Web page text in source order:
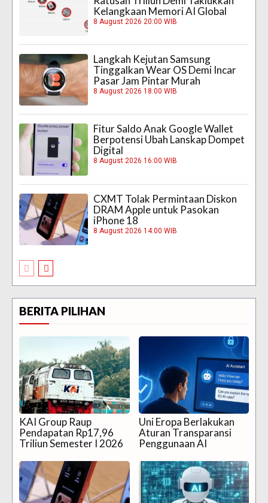
Kelangkaan Memori AI Global
8 August 2026 20:00 WIB
Langkah Kejutan Samsung
Tinggalkan Wear OS Demi Incar
Pasar Jam Pintar Murah
8 August 2026 18:00 WIB
Fitur Saldo Anak Google Wallet
Berpotensi Ubah Lanskap Dompet
Digital
8 August 2026 16:00 WIB
CXMT Tolak Permintaan Diskon
DRAM Apple untuk Pasokan
iPhone 18
8 August 2026 14:00 WIB
BERITA PILIHAN
KAI Group Raup
Pendapatan Rp17,96
Triliun Semester I 2026
Uni Eropa Berlakukan
Aturan Transparansi
Penggunaan AI